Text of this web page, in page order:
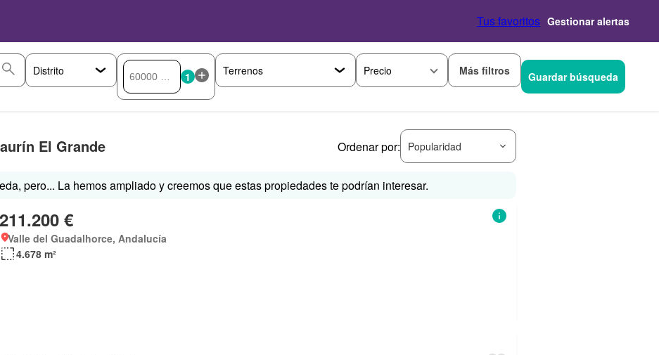
Tus favoritos Gestionar alertas
1 Precio Más filtros Guardar búsqueda
El Grande Ordenar por: Popularidad
pero... La hemos ampliado y creemos que estas propiedades te podrían interesar.
211.200 €
Valle del Guadalhorce, Andalucía
4.678 m²